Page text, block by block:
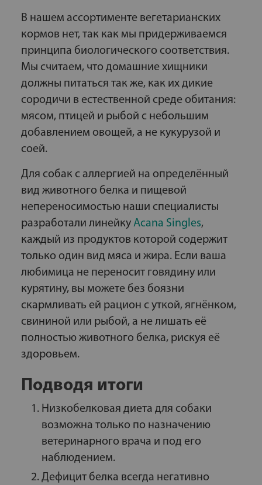
В нашем ассортименте вегетарианских
кормов нет, так как мы придерживаемся
принципа биологического соответствия.
Мы считаем, что домашние хищники
должны питаться так же, как их дикие
сородичи в естественной среде обитания:
мясом, птицей и рыбой с небольшим
добавлением овощей, а не кукурузой и
соей.
Для собак с аллергией на определённый
вид животного белка и пищевой
непереносимостью наши специалисты
разработали линейку Acana Singles,
каждый из продуктов которой содержит
только один вид мяса и жира. Если ваша
любимица не переносит говядину или
курятину, вы можете без боязни
скармливать ей рацион с уткой, ягнёнком,
свининой или рыбой, а не лишать её
полностью животного белка, рискуя её
здоровьем.
Подводя итоги
Низкобелковая диета для собаки
возможна только по назначению
ветеринарного врача и под его
наблюдением.
Дефицит белка всегда негативно